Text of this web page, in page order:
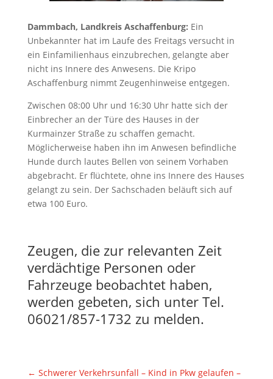
Dammbach, Landkreis Aschaffenburg: Ein
Unbekannter hat im Laufe des Freitags versucht in
ein Einfamilienhaus einzubrechen, gelangte aber
nicht ins Innere des Anwesens. Die Kripo
Aschaffenburg nimmt Zeugenhinweise entgegen.
Zwischen 08:00 Uhr und 16:30 Uhr hatte sich der
Einbrecher an der Türe des Hauses in der
Kurmainzer Straße zu schaffen gemacht.
Möglicherweise haben ihn im Anwesen befindliche
Hunde durch lautes Bellen von seinem Vorhaben
abgebracht. Er flüchtete, ohne ins Innere des Hauses
gelangt zu sein. Der Sachschaden beläuft sich auf
etwa 100 Euro.
Zeugen, die zur relevanten Zeit
verdächtige Personen oder
Fahrzeuge beobachtet haben,
werden gebeten, sich unter Tel.
06021/857-1732 zu melden.
← Schwerer Verkehrsunfall – Kind in Pkw gelaufen –